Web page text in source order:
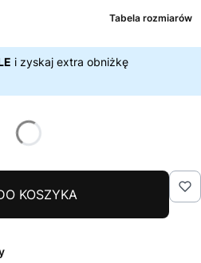
Tabela rozmiarów
i zyskaj extra obniżkę
KOSZYKA